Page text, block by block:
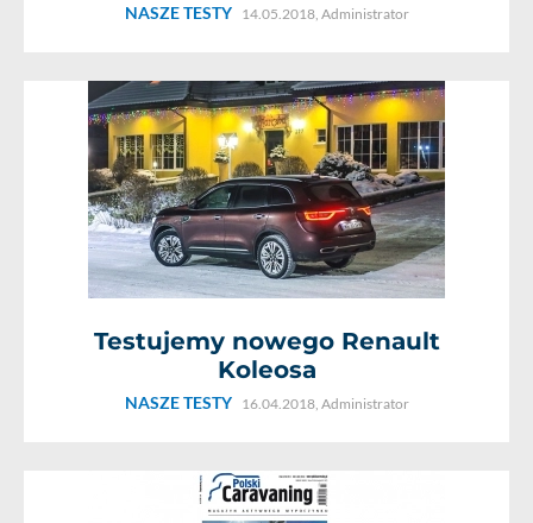
NASZE TESTY 14.05.2018, Administrator
Testujemy nowego Renault
Koleosa
NASZE TESTY 16.04.2018, Administrator